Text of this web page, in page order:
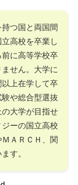
つ国と両国間
高校を卒業し
に高等学校卒
せん。大学に
上在学して卒
や総合型選抜
大学が目指せ
ーの国立高校
ＡＲＣＨ、関
す。